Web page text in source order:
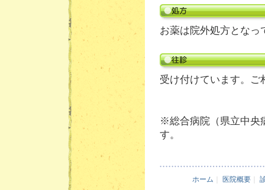
お薬は院外処方となっ
受け付けています。ご
※総合病院（県立中央
す。
ホーム 医院概要